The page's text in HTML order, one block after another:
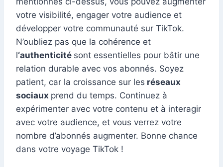
votre visibilité, engager votre audience et
développer votre communauté sur TikTok.
N’oubliez pas que la cohérence et
l‘authenticité sont essentielles pour bâtir une
relation durable avec vos abonnés. Soyez
patient, car la croissance sur les réseaux
sociaux prend du temps. Continuez à
expérimenter avec votre contenu et à interagir
avec votre audience, et vous verrez votre
nombre d’abonnés augmenter. Bonne chance
dans votre voyage TikTok !